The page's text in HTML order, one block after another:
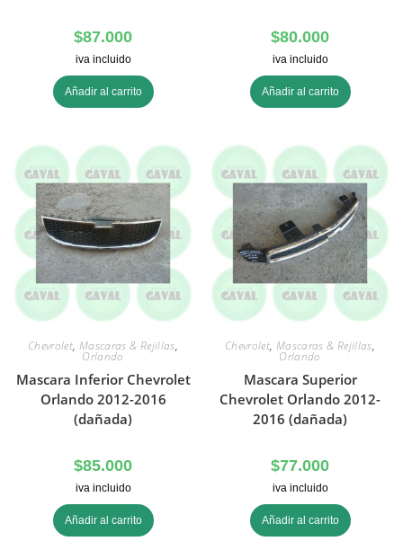
$87.000
iva incluido
Añadir al carrito
$80.000
iva incluido
Añadir al carrito
Chevrolet, Mascaras & Rejillas,
Orlando
Mascara Inferior Chevrolet
Orlando 2012-2016
(dañada)
$85.000
iva incluido
Añadir al carrito
Chevrolet, Mascaras & Rejillas,
Orlando
Mascara Superior
Chevrolet Orlando 2012-
2016 (dañada)
$77.000
iva incluido
Añadir al carrito